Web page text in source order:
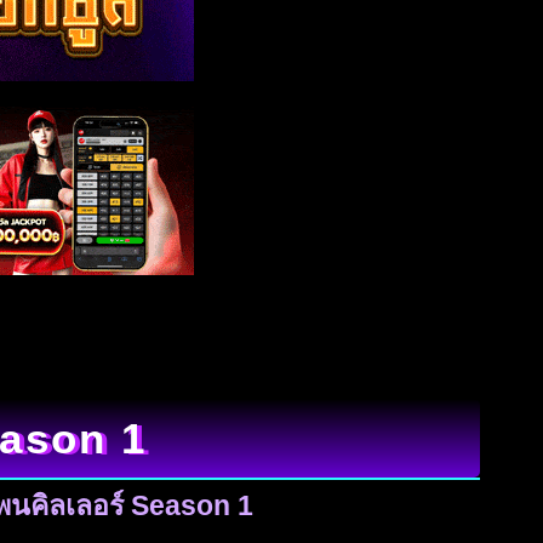
1
คิลเลอร์ Season 1